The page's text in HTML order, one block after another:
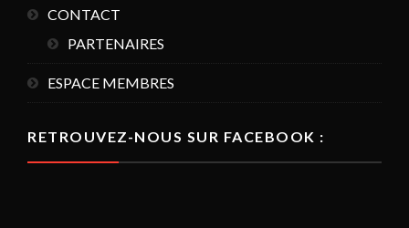
CONTACT
PARTENAIRES
ESPACE MEMBRES
RETROUVEZ-NOUS SUR FACEBOOK :